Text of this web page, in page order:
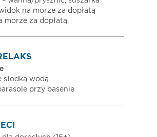
na morze za dopłatą
morze za dopłatą
słodką wodą
przy basenie